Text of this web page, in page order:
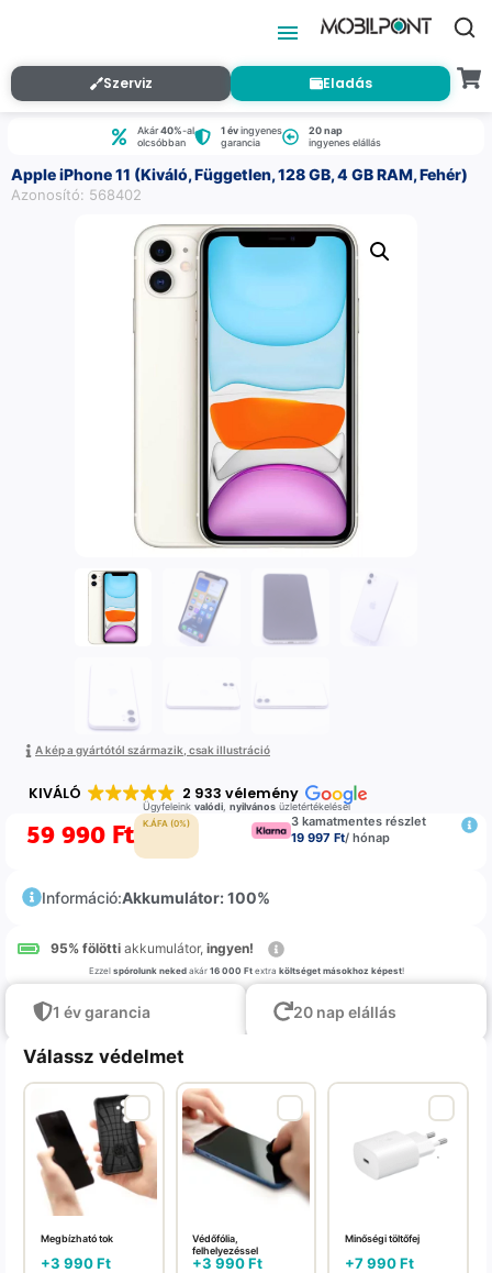
Szerviz Eladás
Akár40%-al
olcsóbban
1 évingyenes
garancia
20 nap
ingyenes elállás
Apple iPhone 11 (Kiváló, Független, 128 GB, 4 GB RAM, Fehér)
Azonosító: 568402
A kép a gyártótól származik, csak illustráció
KIVÁLÓ 2 933 vélemény
Ügyfeleink valódi, nyilvánosüzletértékelései
59 990 Ft K.ÁFA (0%)
3 kamatmentes részlet
19 997 Ft/ hónap
Információ:Akkumulátor: 100%
95% fölötti akkumulátor, ingyen!
Ezzel spórolunk nekedakár 16 000 Ftextra költséget másokhoz képest!
1 év garancia 20 nap elállás
Válassz védelmet
Megbízható tok
+3 990Ft
Védőfólia,
felhelyezéssel
+3 990Ft
Minőségi töltőfej
+7 990Ft